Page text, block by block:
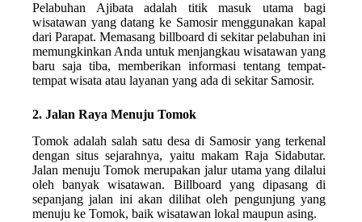
Pelabuhan Ajibata adalah titik masuk utama bagi
wisatawan yang datang ke Samosir menggunakan kapal
dari Parapat. Memasang billboard di sekitar pelabuhan ini
memungkinkan Anda untuk menjangkau wisatawan yang
baru saja tiba, memberikan informasi tentang tempat-
tempat wisata atau layanan yang ada di sekitar Samosir.
2. Jalan Raya Menuju Tomok
Tomok adalah salah satu desa di Samosir yang terkenal
dengan situs sejarahnya, yaitu makam Raja Sidabutar.
Jalan menuju Tomok merupakan jalur utama yang dilalui
oleh banyak wisatawan. Billboard yang dipasang di
sepanjang jalan ini akan dilihat oleh pengunjung yang
menuju ke Tomok, baik wisatawan lokal maupun asing.